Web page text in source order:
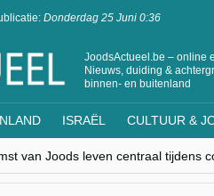
Donderdag 25 Juni 0:36
JoodsActueel.be – online
Nieuws, duiding &
binnen- en buitenland
ISRAËL CULTUUR &
van Joods leven centraal tijdens
seculiere Westen minderheden
de verrassing van Oost-Europa